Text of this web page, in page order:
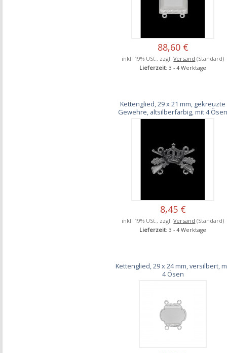
88,60 €
inkl. 19% USt., zzgl.Versand (Standard)
Lieferzeit: 3 - 4 Werktage
Kettenglied, 29 x 21 mm, gekreuzte
Gewehre, altsilberfarbig, mit 4
8,45 €
inkl. 19% USt., zzgl.Versand (Standard)
Lieferzeit: 3 - 4 Werktage
Kettenglied, 29 x 24 mm, versilbert,
4 Ösen